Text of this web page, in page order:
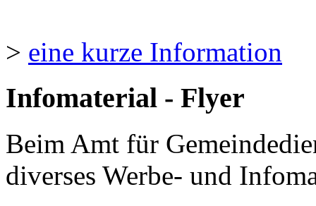
> eine kurze Information
Infomaterial - Flyer
Beim Amt für
diverses Werbe- und